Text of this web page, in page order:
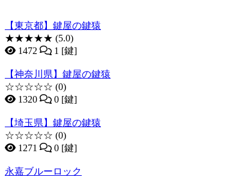
【東京都】鍵屋の鍵猿
★★★★★ (5.0)
1472
1 [鍵]
【神奈川県】鍵屋の鍵猿
☆☆☆☆☆ (0)
1320
0 [鍵]
【埼玉県】鍵屋の鍵猿
☆☆☆☆☆ (0)
1271
0 [鍵]
永嘉ブルーロック